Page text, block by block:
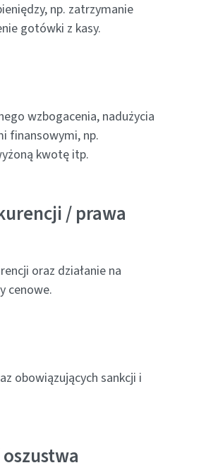
np. zatrzymanie
gotówki z kasy.
wzbogacenia, nadużycia
finansowymi, np.
kwotę itp.
/ prawa
oraz działanie na
cenowe.
obowiązujących sankcji i